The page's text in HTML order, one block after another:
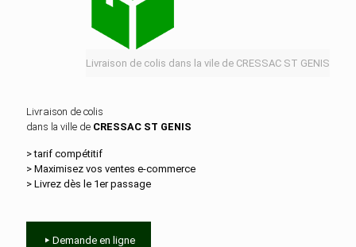
Livraison de colis dans la vile de CRESSAC ST GENIS
Livraison de colis
dans la ville de CRESSAC ST GENIS
> tarif compétitif
> Maximisez vos ventes e‑commerce
> Livrez dès le 1er passage
Demande en ligne